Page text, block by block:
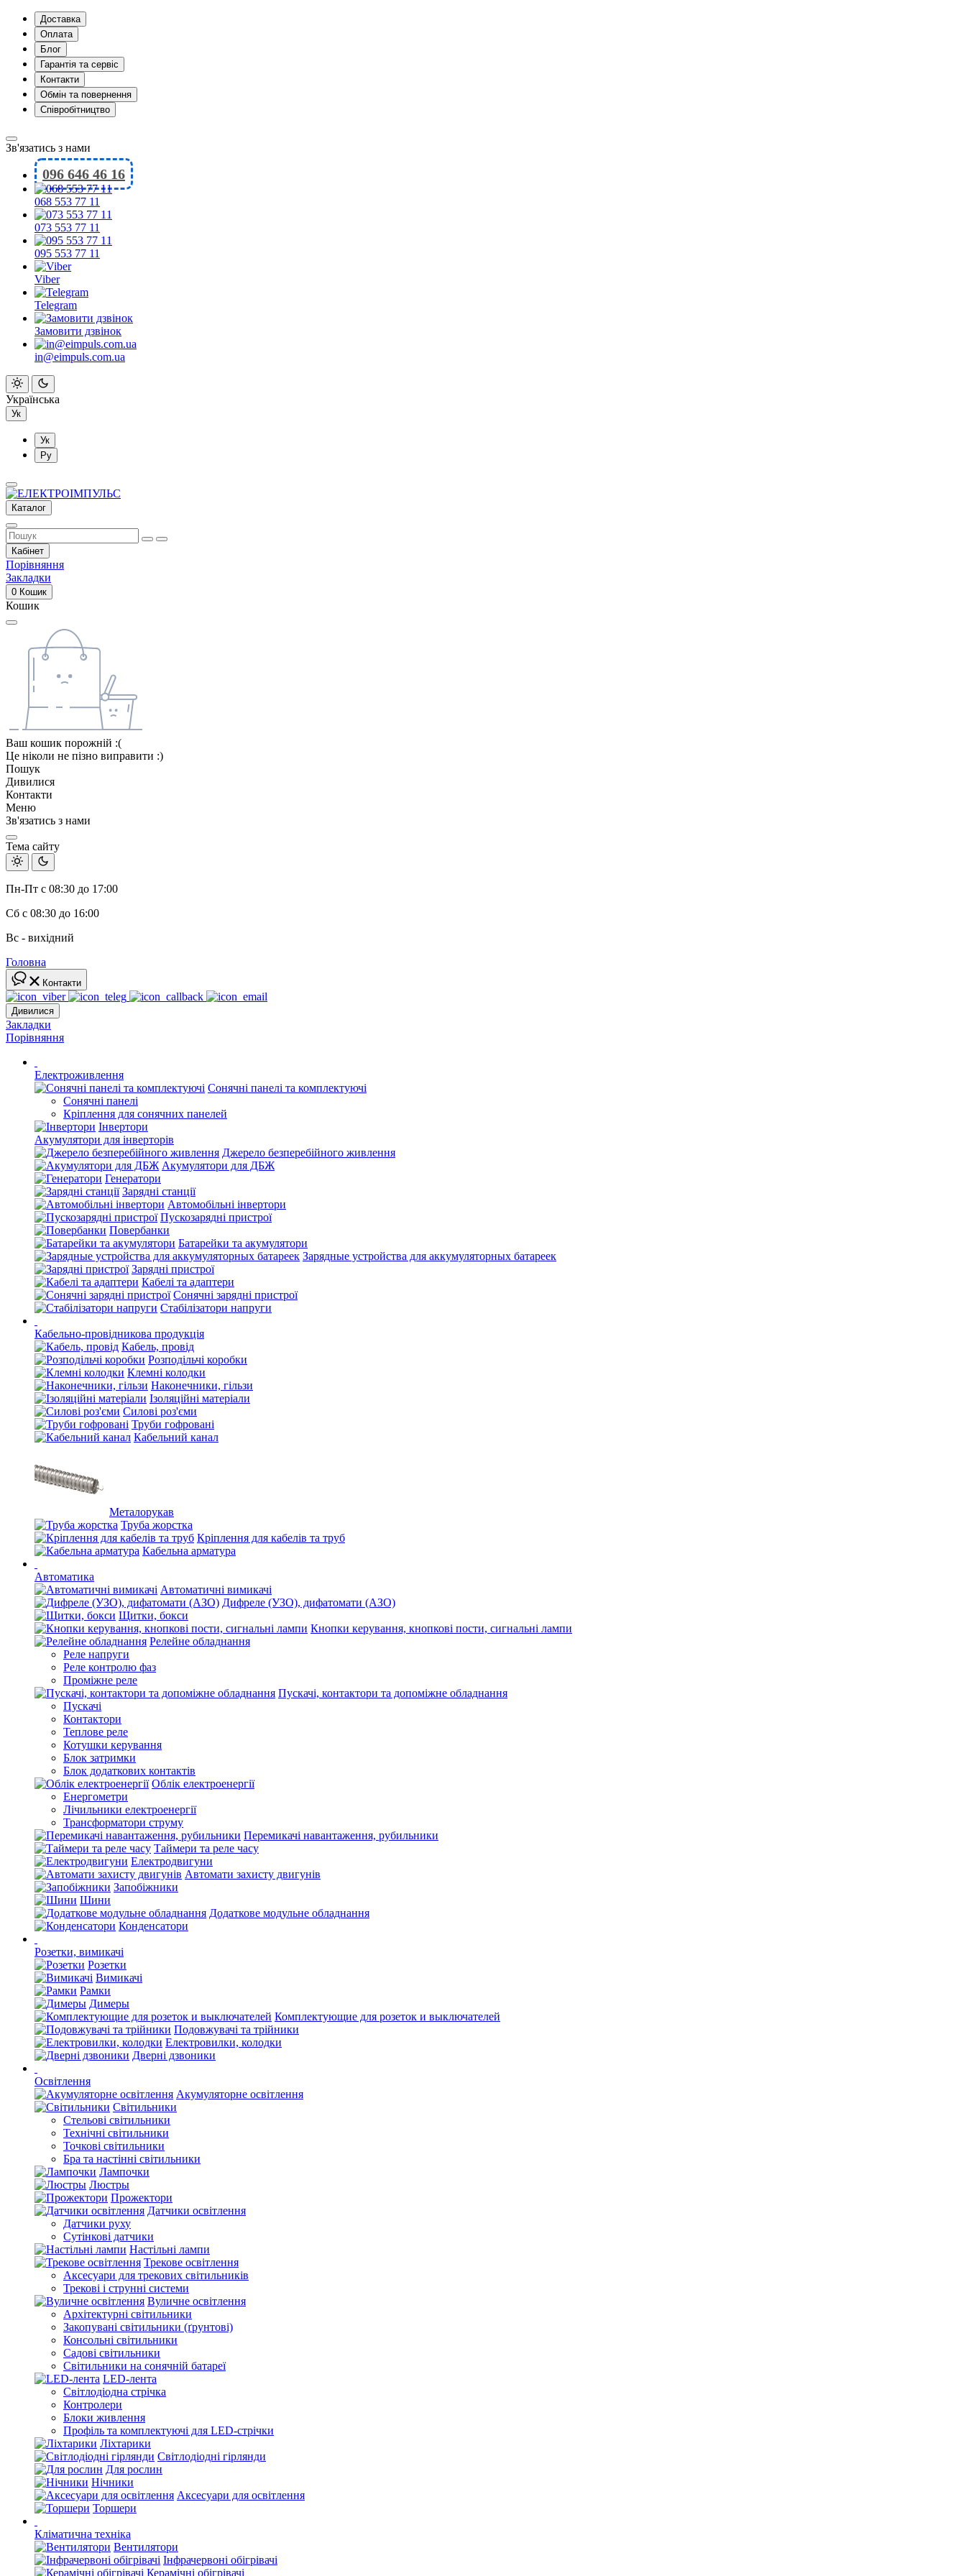
Доставка
Оплата
Блог
Гарантія та сервіс
Контакти
Обмін та повернення
Співробітництво
Зв'язатись з нами
096 646 46 16
068 553 77 11
073 553 77 11
095 553 77 11
Viber
Telegram
Замовити дзвінок
in@eimpuls.com.ua
Українська
Ук
Ук
Ру
Каталог
Кабінет
Порівняння
Закладки
0 Кошик
Кошик
Ваш кошик порожній :(
Це ніколи не пізно виправити :)
Пошук
Дивилися
Контакти
Меню
Зв'язатись з нами
Тема сайту
Пн-Пт с 08:30 до 17:00
Сб с 08:30 до 16:00
Вс - вихідний
Головна
Контакти
Дивилися
Закладки
Порівняння
Електроживлення
Сонячні панелі та комплектуючі
Сонячні панелі
Кріплення для сонячних панелей
Інвертори
Акумулятори для інверторів
Джерело безперебійного живлення
Акумулятори для ДБЖ
Генератори
Зарядні станції
Автомобільні інвертори
Пускозарядні пристрої
Повербанки
Батарейки та акумулятори
Зарядные устройства для аккумуляторных батареек
Зарядні пристрої
Кабелі та адаптери
Сонячні зарядні пристрої
Стабілізатори напруги
Кабельно-провідникова продукція
Кабель, провід
Розподільчі коробки
Клемні колодки
Наконечники, гільзи
Ізоляційні матеріали
Силові роз'єми
Труби гофровані
Кабельний канал
Металорукав
Труба жорстка
Кріплення для кабелів та труб
Кабельна арматура
Автоматика
Автоматичні вимикачі
Дифреле (УЗО), дифатомати (АЗО)
Щитки, бокси
Кнопки керування, кнопкові пости, сигнальні лампи
Релейне обладнання
Реле напруги
Реле контролю фаз
Проміжне реле
Пускачі, контактори та допоміжне обладнання
Пускачі
Контактори
Теплове реле
Котушки керування
Блок затримки
Блок додаткових контактів
Облік електроенергії
Енергометри
Лічильники електроенергії
Трансформатори струму
Перемикачі навантаження, рубильники
Таймери та реле часу
Електродвигуни
Автомати захисту двигунів
Запобіжники
Шини
Додаткове модульне обладнання
Конденсатори
Розетки, вимикачі
Розетки
Вимикачі
Рамки
Димеры
Комплектующие для розеток и выключателей
Подовжувачі та трійники
Електровилки, колодки
Дверні дзвоники
Освітлення
Акумуляторне освітлення
Світильники
Стельові світильники
Технічні світильники
Точкові світильники
Бра та настінні світильники
Лампочки
Люстры
Прожектори
Датчики освітлення
Датчики руху
Сутінкові датчики
Настільні лампи
Трекове освітлення
Аксесуари для трекових світильників
Трекові і струнні системи
Вуличне освітлення
Архітектурні світильники
Закопувані світильники (ґрунтові)
Консольні світильники
Садові світильники
Світильники на сонячній батареї
LED-лента
Світлодіодна стрічка
Контролери
Блоки живлення
Профіль та комплектуючі для LED-стрічки
Ліхтарики
Світлодіодні гірлянди
Для рослин
Нічники
Аксесуари для освітлення
Торшери
Кліматична техніка
Вентилятори
Інфрачервоні обігрівачі
Керамічні обігрівачі